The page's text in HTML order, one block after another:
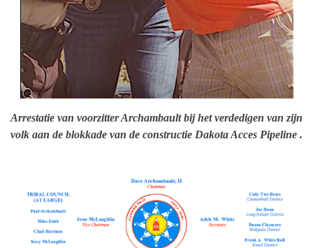
Arrestatie van voorzitter Archambault bij het verdedigen van zijn
volk aan de blokkade van de constructie Dakota Acces Pipeline .